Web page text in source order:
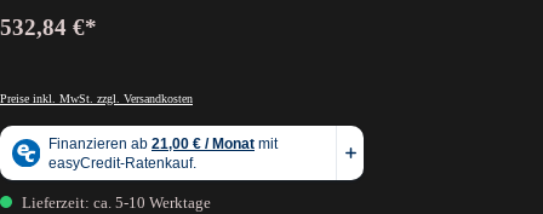
532,84 €*
Preise inkl. MwSt. zzgl. Versandkosten
Lieferzeit: ca. 5-10 Werktage